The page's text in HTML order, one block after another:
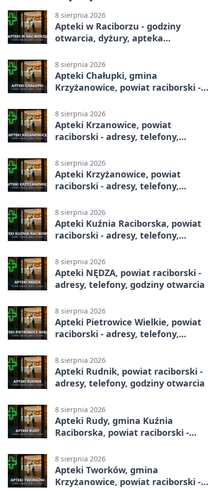
8 sierpnia 2026
Apteki w Raciborzu - godziny
otwarcia, dyżury, apteka
8 sierpnia 2026
Apteki Chałupki, gmina
Krzyżanowice, powiat raciborski -
8 sierpnia 2026
Apteki Krzanowice, powiat
raciborski - adresy, telefony,
8 sierpnia 2026
Apteki Krzyżanowice, powiat
raciborski - adresy, telefony,
8 sierpnia 2026
Apteki Kuźnia Raciborska, powiat
raciborski - adresy, telefony,
8 sierpnia 2026
Apteki NĘDZA, powiat raciborski -
adresy, telefony, godziny otwarcia
8 sierpnia 2026
Apteki Pietrowice Wielkie, powiat
raciborski - adresy, telefony,
8 sierpnia 2026
Apteki Rudnik, powiat raciborski -
adresy, telefony, godziny otwarcia
8 sierpnia 2026
Apteki Rudy, gmina Kuźnia
Raciborska, powiat raciborski -
8 sierpnia 2026
Apteki Tworków, gmina
Krzyżanowice, powiat raciborski -